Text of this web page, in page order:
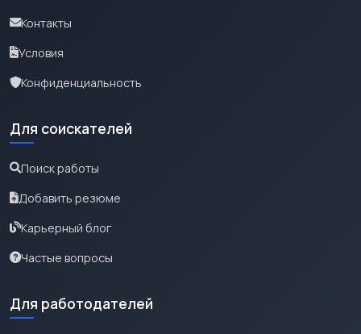
Контакты
Условия
Конфиденциальность
Для соискателей
Поиск работы
Добавить резюме
Карьерный блог
Частые вопросы
Для работодателей